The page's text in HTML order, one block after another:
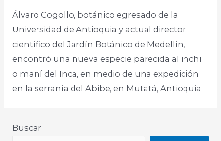
Álvaro Cogollo, botánico egresado de la
Universidad de Antioquia y actual director
científico del Jardín Botánico de Medellín,
encontró una nueva especie parecida al inchi
o maní del Inca, en medio de una expedición
en la serranía del Abibe, en Mutatá, Antioquia​
Buscar